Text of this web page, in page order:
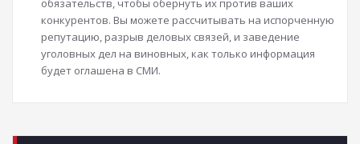
обязательств, чтобы обернуть их против ваших
конкурентов. Вы можете рассчитывать на испорченную
репутацию, разрыв деловых связей, и заведение
уголовных дел на виновных, как только информация
будет оглашена в СМИ.